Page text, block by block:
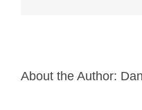
About the Author: